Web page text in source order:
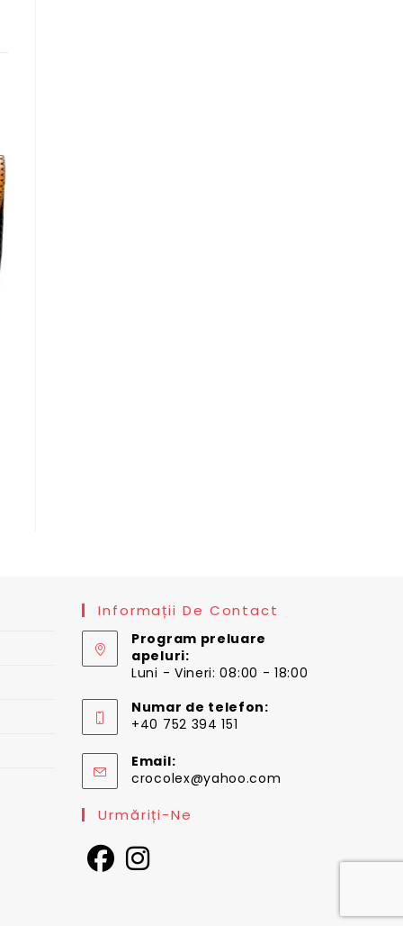
Informații De Contact
Program preluare
apeluri:
Luni - Vineri: 08:00 - 18:00
Numar de telefon:
+40 752 394 151
Email:
crocolex@yahoo.com
Urmăriți-Ne